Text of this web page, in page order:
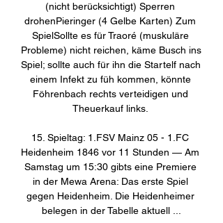
(nicht berücksichtigt) Sperren
drohenPieringer (4 Gelbe Karten) Zum
SpielSollte es für Traoré (muskuläre
Probleme) nicht reichen, käme Busch ins
Spiel; sollte auch für ihn die Startelf nach
einem Infekt zu füh kommen, könnte
Föhrenbach rechts verteidigen und
Theuerkauf links.
15. Spieltag: 1.FSV Mainz 05 - 1.FC
Heidenheim 1846 vor 11 Stunden — Am
Samstag um 15:30 gibts eine Premiere
in der Mewa Arena: Das erste Spiel
gegen Heidenheim. Die Heidenheimer
belegen in der Tabelle aktuell ...